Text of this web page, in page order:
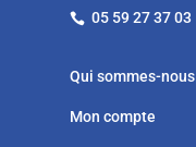
 05 59 27 37 03
Qui sommes-nous
Mon compte